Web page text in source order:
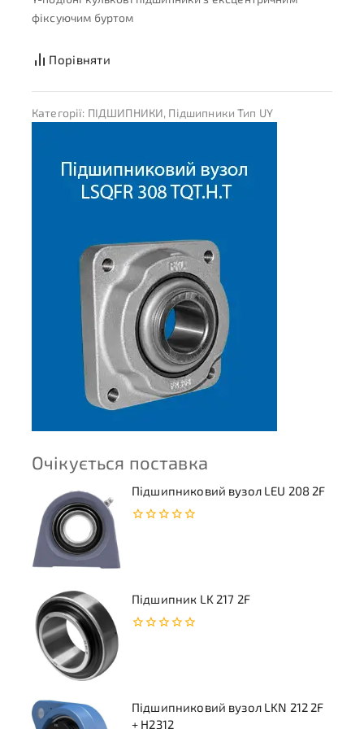
Очікується поставка
Підшипниковий вузол LEU 208 2F
Підшипник LK 217 2F
Підшипниковий вузол LKN 212 2F
+ H2312
фіксуючим буртом
Порівняти
Категорії: ПІДШИПНИКИ, Підшипники Тип UY